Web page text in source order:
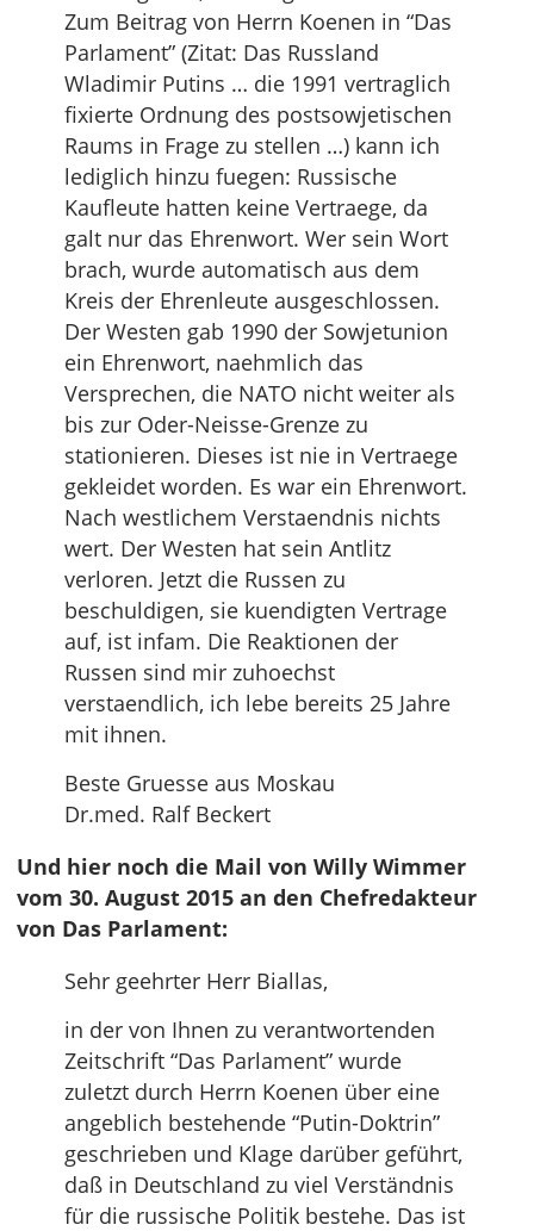
Zum Beitrag von Herrn Koenen in “Das
Parlament” (Zitat: Das Russland
Wladimir Putins … die 1991 vertraglich
fixierte Ordnung des postsowjetischen
Raums in Frage zu stellen …) kann ich
lediglich hinzu fuegen: Russische
Kaufleute hatten keine Vertraege, da
galt nur das Ehrenwort. Wer sein Wort
brach, wurde automatisch aus dem
Kreis der Ehrenleute ausgeschlossen.
Der Westen gab 1990 der Sowjetunion
ein Ehrenwort, naehmlich das
Versprechen, die NATO nicht weiter als
bis zur Oder-Neisse-Grenze zu
stationieren. Dieses ist nie in Vertraege
gekleidet worden. Es war ein Ehrenwort.
Nach westlichem Verstaendnis nichts
wert. Der Westen hat sein Antlitz
verloren. Jetzt die Russen zu
beschuldigen, sie kuendigten Vertrage
auf, ist infam. Die Reaktionen der
Russen sind mir zuhoechst
verstaendlich, ich lebe bereits 25 Jahre
mit ihnen.
Beste Gruesse aus Moskau
Dr.med. Ralf Beckert
Und hier noch die Mail von Willy Wimmer
vom 30. August 2015 an den Chefredakteur
von Das Parlament:
Sehr geehrter Herr Biallas,
in der von Ihnen zu verantwortenden
Zeitschrift “Das Parlament” wurde
zuletzt durch Herrn Koenen über eine
angeblich bestehende “Putin-Doktrin”
geschrieben und Klage darüber geführt,
daß in Deutschland zu viel Verständnis
für die russische Politik bestehe. Das ist